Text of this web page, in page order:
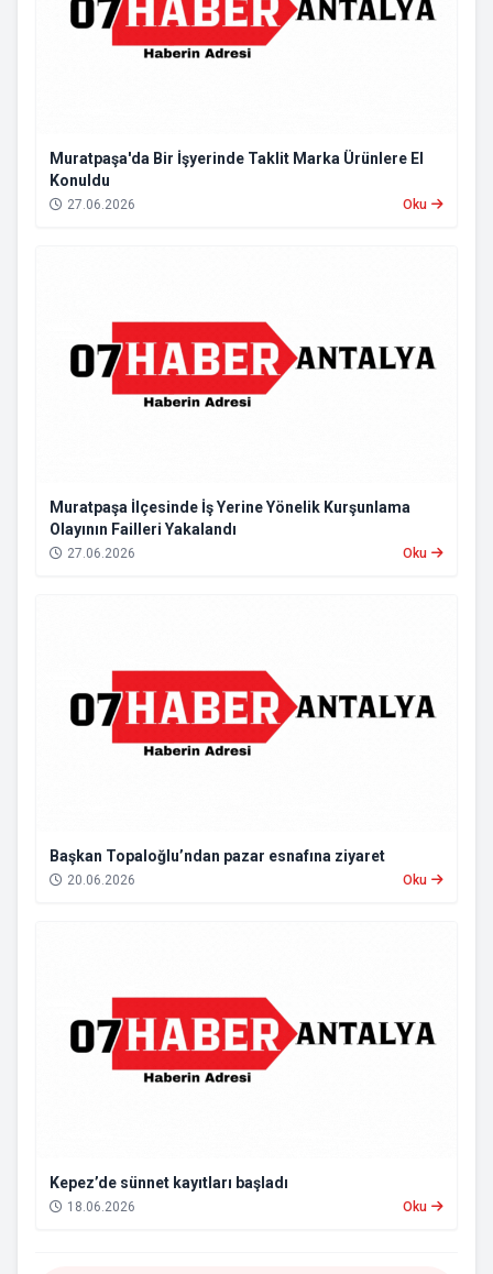
Muratpaşa'da Bir İşyerinde Taklit Marka Ürünlere El
Konuldu
27.06.2026 Oku
Muratpaşa İlçesinde İş Yerine Yönelik Kurşunlama
Olayının Failleri Yakalandı
27.06.2026 Oku
Başkan Topaloğlu’ndan pazar esnafına ziyaret
20.06.2026 Oku
Kepez’de sünnet kayıtları başladı
18.06.2026 Oku